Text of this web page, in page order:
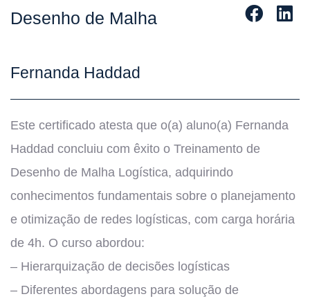
Desenho de Malha
Fernanda Haddad
Este certificado atesta que o(a) aluno(a) Fernanda
Haddad concluiu com êxito o Treinamento de
Desenho de Malha Logística, adquirindo
conhecimentos fundamentais sobre o planejamento
e otimização de redes logísticas, com carga horária
de 4h. O curso abordou:
– Hierarquização de decisões logísticas
– Diferentes abordagens para solução de